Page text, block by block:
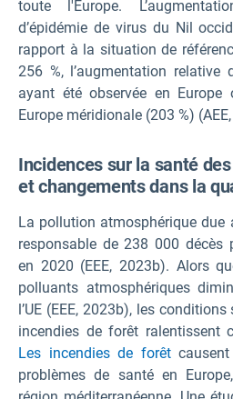
toute l'Europe.
d’épidémie de virus du Nil
rapport à la situation de
256 %, l’augmentation
ayant été observée en
Europe méridionale (203 %)
Incidences sur la santé
et changements dans la
La pollution atmosphérique
responsable de 238 000 décès
en 2020 (EEE, 2023b). Alors
polluants atmosphériques
l’UE (EEE, 2023b), les
incendies de forêt ralentissent
Les incendies de forêtcausent
problèmes de santé en